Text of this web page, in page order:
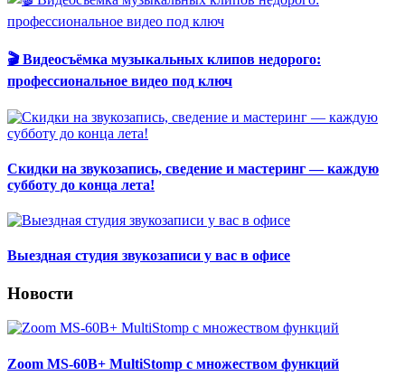
🎬 Видеосъёмка музыкальных клипов недорого:
профессиональное видео под ключ
Скидки на звукозапись, сведение и мастеринг — каждую
субботу до конца лета!
Выездная студия звукозаписи у вас в офисе
Новости
Zoom MS-60B+ MultiStomp с множеством функций